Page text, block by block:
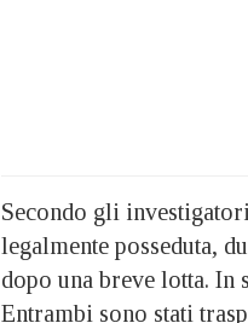
Secondo gli
legalmente posseduta,
dopo una breve lotta. In
Entrambi sono stati